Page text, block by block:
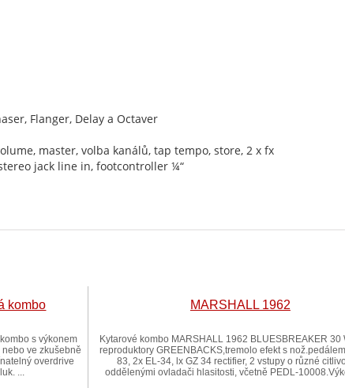
Flanger, Delay a Octaver
master, volba kanálů, tap tempo, store, 2 x fx
jack line in, footcontroller ¼“
kombo
s výkonem
ve zkušebně
overdrive
...
MARSHALL 1962
Kytarové kombo MARSHALL 1962 BLUESBREAKER 30
reproduktory GREENBACKS,tremolo efekt s
83, 2x EL-34, lx GZ 34 rectifier, 2 vstupy o různé
oddělenými ovladači hlasitosti, včetně PEDL-